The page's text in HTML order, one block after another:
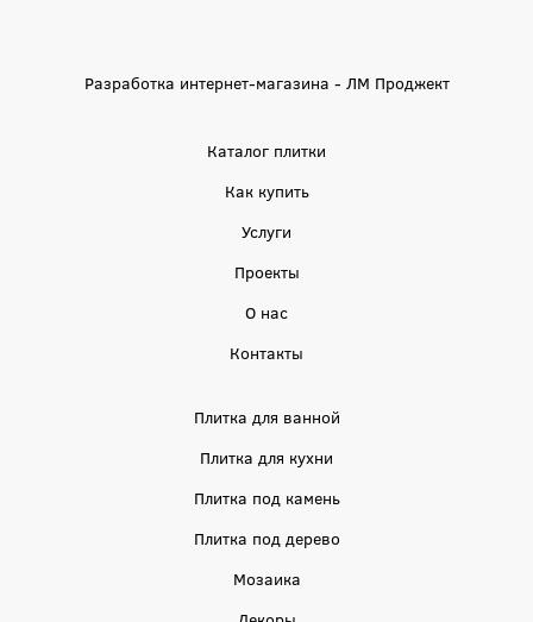
Разработка интернет-магазина - ЛМ Проджект
Каталог плитки
Как купить
Услуги
Проекты
О нас
Контакты
Плитка для ванной
Плитка для кухни
Плитка под камень
Плитка под дерево
Мозаика